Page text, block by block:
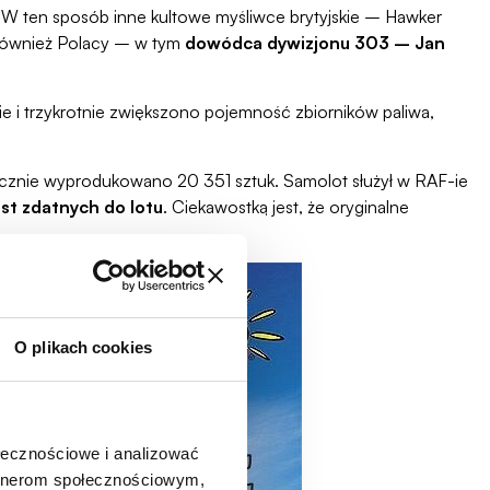
O plikach cookies
i analizować
społecznościowym,
ten sposób inne kultowe myśliwce brytyjskie – Hawker
Polacy – w tym dowódca dywizjonu 303 – Jan
trzykrotnie zwiększono pojemność zbiorników paliwa,
wyprodukowano 20 351 sztuk. Samolot służył w RAF-ie
zdatnych do lotu. Ciekawostką jest, że oryginalne